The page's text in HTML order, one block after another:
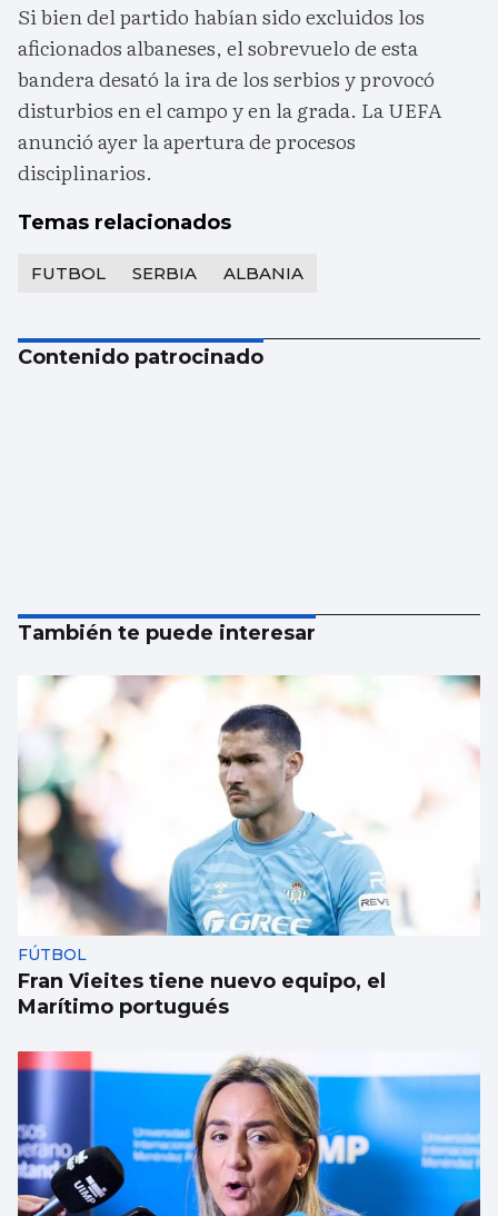
Si bien del partido habían sido excluidos los
aficionados albaneses, el sobrevuelo de esta
bandera desató la ira de los serbios y provocó
disturbios en el campo y en la grada. La UEFA
anunció ayer la apertura de procesos
disciplinarios.
Temas relacionados
FUTBOL SERBIA ALBANIA
Contenido patrocinado
También te puede interesar
FÚTBOL
Fran Vieites tiene nuevo equipo, el
Marítimo portugués